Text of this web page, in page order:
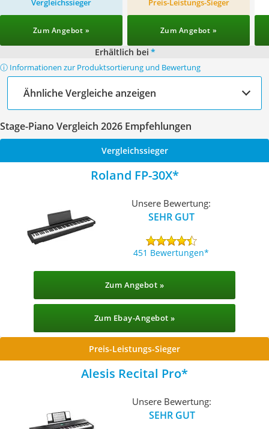
Vergleichssieger
Zum Angebot »
Preis-Leistungs-Sieger
Zum Angebot »
Erhältlich bei *
ⓘ Informationen zur Produktsortierung und Bewertung
Ähnliche Vergleiche anzeigen
Stage-Piano Vergleich 2026 Empfehlungen
Vergleichssieger
Roland FP-30X
Unsere Bewertung:
SEHR GUT
451 Bewertungen
Zum Angebot »
Zum Ebay-Angebot »
Preis-Leistungs-Sieger
Alesis Recital Pro
Unsere Bewertung:
SEHR GUT